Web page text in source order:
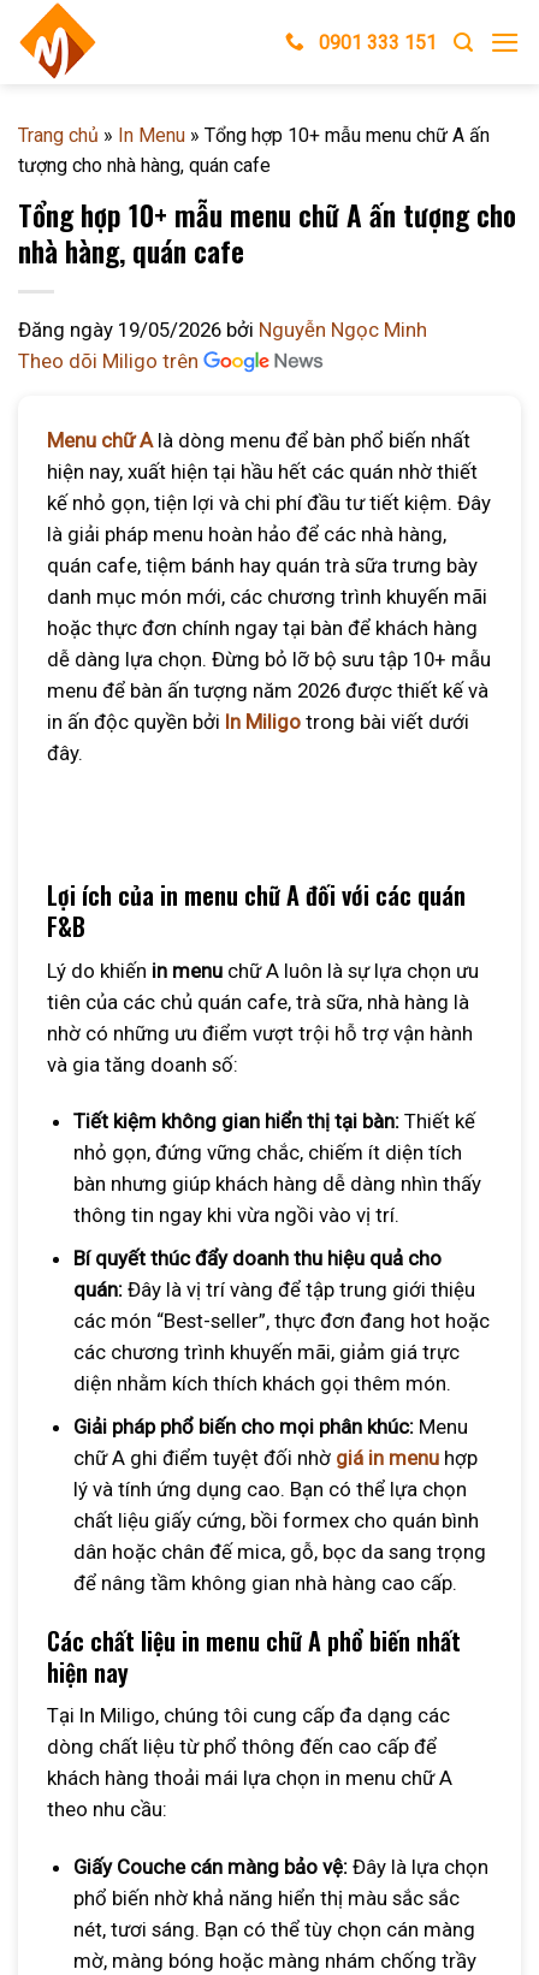
content
0901 333 151
Trang chủ » In Menu » Tổng hợp 10+ mẫu menu chữ A ấn
tượng cho nhà hàng, quán cafe
Tổng hợp 10+ mẫu menu chữ A ấn tượng cho
nhà hàng, quán cafe
Đăng ngày 19/05/2026 bởi Nguyễn Ngọc Minh
Theo dõi Miligo trên
Menu chữ Alà dòng menu để bàn phổ biến nhất
hiện nay, xuất hiện tại hầu hết các quán nhờ thiết
kế nhỏ gọn, tiện lợi và chi phí đầu tư tiết kiệm. Đây
là giải pháp menu hoàn hảo để các nhà hàng,
quán cafe, tiệm bánh hay quán trà sữa trưng bày
danh mục món mới, các chương trình khuyến mãi
hoặc thực đơn chính ngay tại bàn để khách hàng
dễ dàng lựa chọn. Đừng bỏ lỡ bộ sưu tập 10+ mẫu
menu để bàn ấn tượng năm 2026 được thiết kế và
in ấn độc quyền bởi In Miligo trong bài viết dưới
đây.
Lợi ích của in menu chữ A đối với các quán
F&B
Lý do khiến in menu chữ A luôn là sự lựa chọn ưu
tiên của các chủ quán cafe, trà sữa, nhà hàng là
nhờ có những ưu điểm vượt trội hỗ trợ vận hành
và gia tăng doanh số:
Tiết kiệmkhông gian hiển thịtại bàn:Thiết kế
nhỏ gọn, đứng vững chắc, chiếm ít diện tích
bàn nhưng giúp khách hàng dễ dàng nhìn thấy
thông tin ngay khi vừa ngồi vào vị trí.
Bí quyết thúc đẩy doanh thu hiệu quả cho
quán:Đây là vị trí vàng để tập trung giới thiệu
các món “Best-seller”, thực đơn đang hot hoặc
các chương trình khuyến mãi, giảm giá trực
diện nhằm kích thích khách gọi thêm món.
Giải pháp phổ biến cho mọi phân khúc: Menu
chữ A ghi điểm tuyệt đối nhờ giá in menuhợp
lý và tính ứng dụng cao. Bạn có thể lựa chọn
chất liệu giấy cứng, bồi formex cho quán bình
dân hoặc chân đế mica, gỗ, bọc da sang trọng
để nâng tầm không gian nhà hàng cao cấp.
Các chất liệu in menu chữ A phổ biến nhất
hiện nay
Tại In Miligo, chúng tôi cung cấp đa dạng các
dòng chất liệu từ phổ thông đến cao cấp để
khách hàng thoải mái lựa chọn in menu chữ A
theo nhu cầu:
Giấy Couche cán màng bảo vệ:Đây là lựa chọn
phổ biến nhờ khả năng hiển thị màu sắc sắc
nét, tươi sáng. Bạn có thể tùy chọn cán màng
mờ, màng bóng hoặc màng nhám chống trầy